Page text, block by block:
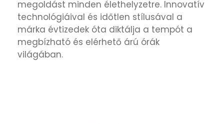
megoldást minden élethelyzetre. Innovatív
technológiáival és időtlen stílusával a
márka évtizedek óta diktálja a tempót a
megbízható és elérhető árú órák
világában.